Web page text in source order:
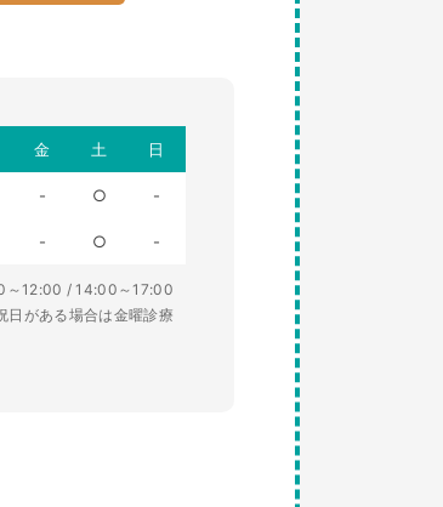
金 土 日
- ○ -
- ○ -
12:00 / 14:00～17:00
日がある場合は金曜診療